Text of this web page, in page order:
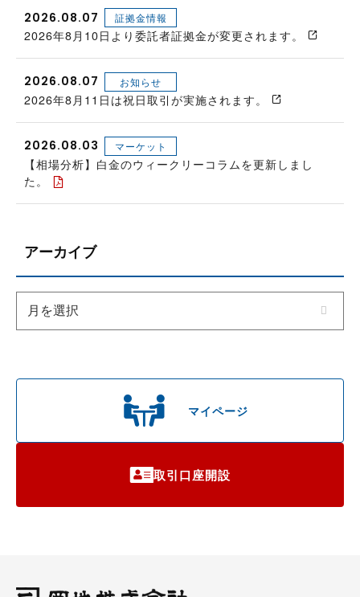
マイページ
取引口座開設
2026.08.07 証拠金情報
2026年8月10日より委託者証拠金が変更されます。
2026.08.07 お知らせ
2026年8月11日は祝日取引が実施されます。
2026.08.03 マーケット
【相場分析】白金のウィークリーコラムを更新しまし
た。
アーカイブ